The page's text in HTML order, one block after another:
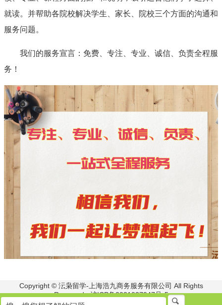
就读。并帮助各院校解决学生、家长、院校三个方面的沟通和
服务问题。
我们的服务宣言：免费、专注、专业、诚信、负责全程服
务！
Copyright © 沄枭留学-上海浩九商务服务有限公司 All Rights
Reserved. 沪ICP备2021027947号-5